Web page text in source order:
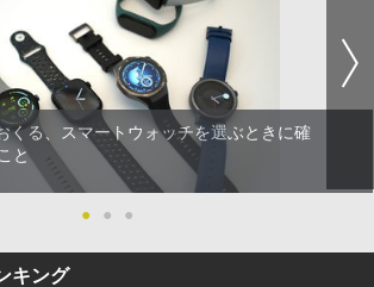
くる、スマートウォッチを選ぶときに確
と
● ● ●
キング